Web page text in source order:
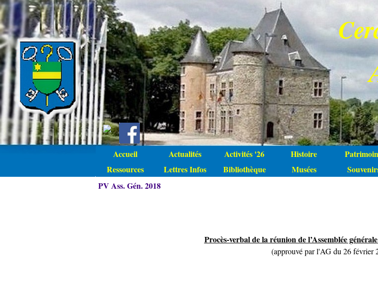
Accueil Actualités Activités '26 Histoire
Ressources
Lettres Infos Bibliothèque Musées
PV Ass. Gén. 2018
Procès-verbal de la réunion de l’Assemblée
(approuvé par l'AG du 26 février